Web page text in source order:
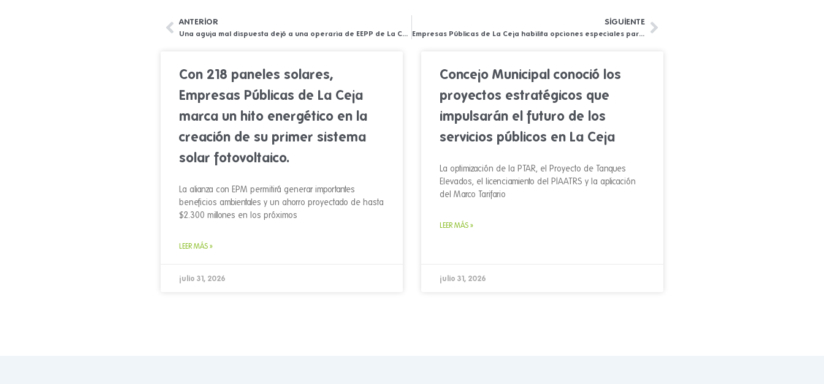
AntANTERIOR
Una aguja mal dispuesta dejó a una operaria de EEPP de La Ceja lesionada en una mano
SIGUIENTE
Empresas Públicas de La Ceja habilita opciones especiales para el pago de facturas vencidas a finales de diciembreSiguiente
Con 218 paneles solares,
Empresas Públicas de La Ceja
marca un hito energético en la
creación de su primer sistema
solar fotovoltaico.
La alianza con EPM permitirá generar importantes
beneficios ambientales y un ahorro proyectado de hasta
$2.300 millones en los próximos
LEER MÁS »
julio 31, 2026
Concejo Municipal conoció los
proyectos estratégicos que
impulsarán el futuro de los
servicios públicos en La Ceja
La optimización de la PTAR, el Proyecto de Tanques
Elevados, el licenciamiento del PIAATRS y la aplicación
del Marco Tarifario
LEER MÁS »
julio 31, 2026